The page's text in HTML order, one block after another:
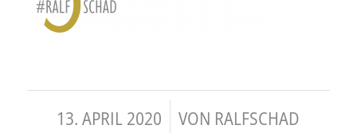
13. APRIL 2020
/ VON RALFSCHAD